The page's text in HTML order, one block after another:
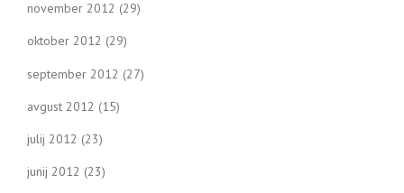
november 2012 (29)
oktober 2012 (29)
september 2012 (27)
avgust 2012 (15)
julij 2012 (23)
junij 2012 (23)